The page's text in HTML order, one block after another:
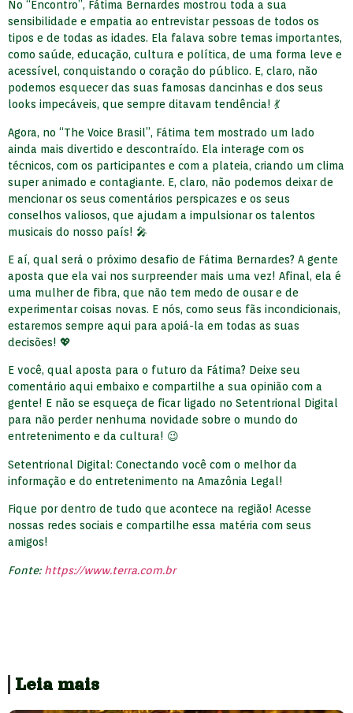
No “Encontro”, Fátima Bernardes mostrou toda a sua
sensibilidade e empatia ao entrevistar pessoas de todos os
tipos e de todas as idades. Ela falava sobre temas importantes,
como saúde, educação, cultura e política, de uma forma leve e
acessível, conquistando o coração do público. E, claro, não
podemos esquecer das suas famosas dancinhas e dos seus
looks impecáveis, que sempre ditavam tendência! 💃
Agora, no “The Voice Brasil”, Fátima tem mostrado um lado
ainda mais divertido e descontraído. Ela interage com os
técnicos, com os participantes e com a plateia, criando um clima
super animado e contagiante. E, claro, não podemos deixar de
mencionar os seus comentários perspicazes e os seus
conselhos valiosos, que ajudam a impulsionar os talentos
musicais do nosso país! 🎤
E aí, qual será o próximo desafio de Fátima Bernardes? A gente
aposta que ela vai nos surpreender mais uma vez! Afinal, ela é
uma mulher de fibra, que não tem medo de ousar e de
experimentar coisas novas. E nós, como seus fãs incondicionais,
estaremos sempre aqui para apoiá-la em todas as suas
decisões! 💖
E você, qual aposta para o futuro da Fátima? Deixe seu
comentário aqui embaixo e compartilhe a sua opinião com a
gente! E não se esqueça de ficar ligado no Setentrional Digital
para não perder nenhuma novidade sobre o mundo do
entretenimento e da cultura! 😉
Setentrional Digital: Conectando você com o melhor da
informação e do entretenimento na Amazônia Legal!
Fique por dentro de tudo que acontece na região! Acesse
nossas redes sociais e compartilhe essa matéria com seus
amigos!
Fonte: https://www.terra.com.br
Leia mais